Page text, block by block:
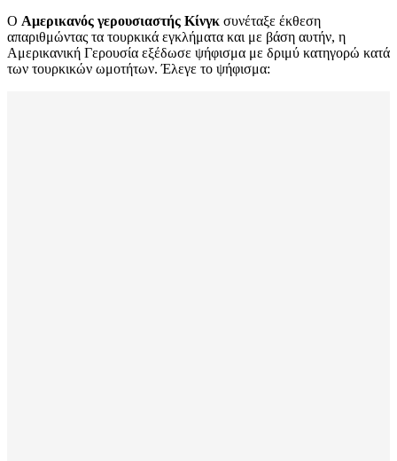
Ο Αμερικανός γερουσιαστής Κίνγκ συνέταξε έκθεση
απαριθμώντας τα τουρκικά εγκλήματα και με βάση αυτήν, η
Αμερικανική Γερουσία εξέδωσε ψήφισμα με δριμύ κατηγορώ κατά
των τουρκικών ωμοτήτων. Έλεγε το ψήφισμα: